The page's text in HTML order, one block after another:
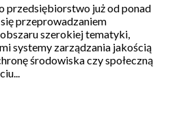
przedsiębiorstwo już od ponad
przeprowadzaniem
szerokiej tematyki,
systemy zarządzania jakością
środowiska czy społeczną